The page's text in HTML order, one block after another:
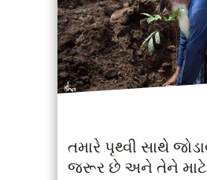
તમારે પૃથ્વી સાથે
જરૂર છે અને તેને